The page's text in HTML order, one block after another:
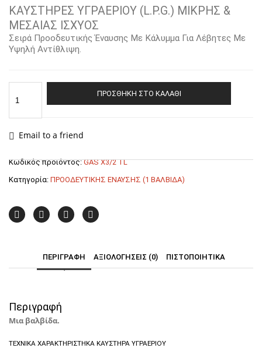
ΚΑΥΣΤΗΡΕΣ ΥΓΡΑΕΡΙΟΥ (L.P.G.) ΜΙΚΡΗΣ &
ΜΕΣΑΙΑΣ ΙΣΧΥΟΣ
Σειρά Προοδευτικής Έναυσης Με Κάλυμμα Για Λέβητες Με
Υψηλή Αντίθλιψη.
ΥΓΡΑΕΡΙΟΥ
(L.P.G.)
GAS
GAS
TL
(1
Βαλβίδα)
ΠΡΟΣΘΉΚΗ ΣΤΟ ΚΑΛΆΘΙ
Email to a friend
Κωδικός προϊόντος:GAS X3/2 TL
Κατηγορία: ΠΡΟΟΔΕΥΤΙΚΗΣ ΕΝΑΥΣΗΣ (1 ΒΑΛΒΙΔΑ)
ΠΕΡΙΓΡΑΦΉ ΑΞΙΟΛΟΓΉΣΕΙΣ (0) ΠΙΣΤΟΠΟΙΗΤΙΚΑ
Περιγραφή
Μια βαλβίδα.
ΤΕΧΝΙΚΑ ΧΑΡΑΚΤΗΡΙΣΤΗΚΑ ΚΑΥΣΤΗΡΑ ΥΓΡΑΕΡΙΟΥ